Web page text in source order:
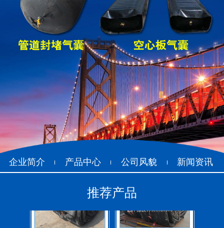
企业简介 产品中心 公司风貌 新闻资讯
推荐产品